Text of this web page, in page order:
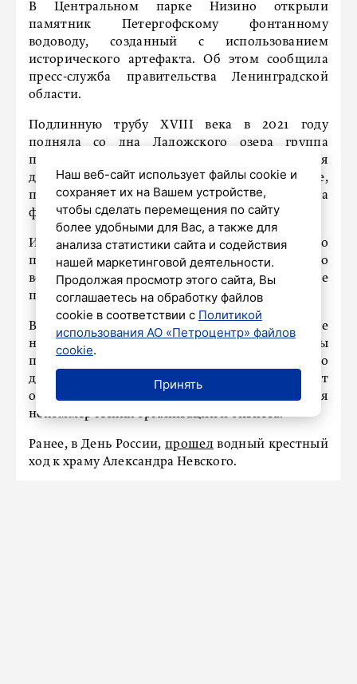
В Центральном парке Низино открыли
памятник Петергофскому фонтанному
водоводу, созданный с использованием
исторического артефакта. Об этом сообщила
пресс-служба правительства Ленинградской
области.
Подлинную трубу XVIII века в 2021 году
подняла со дна Ладожского озера группа
поисковиков-водолазов. По имеющимся
данным, она находилась на затонувшем судне,
перевозившем материалы для строительства
фонтанной системы Петергофа.
Историческая находка стала частью нового
памятника благодаря инициативе местного
волонтёра-каменотёса и поддержке
представителей бизнеса.
В правительстве Ленинградской области также
напомнили, что подобные проекты
поддерживаются через конкурс «Дружно. По
делу», который проводит Комитет
общественных коммуникаций региона для
некоммерческих организаций и бизнеса.
Ранее, в День России,прошелводный крестный
ход к храму Александра Невского.
Наш веб-сайт использует файлы cookie и
сохраняет их на Вашем устройстве,
чтобы сделать перемещения по сайту
более удобными для Вас, а также для
анализа статистики сайта и содействия
нашей маркетинговой деятельности.
Продолжая просмотр этого сайта, Вы
соглашаетесь на обработку файлов
cookie в соответствии с Политикой
использования АО «Петроцентр» файлов
cookie.
Принять